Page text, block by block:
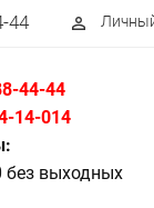
44 perm_identity
44-44
14-014
без выходных